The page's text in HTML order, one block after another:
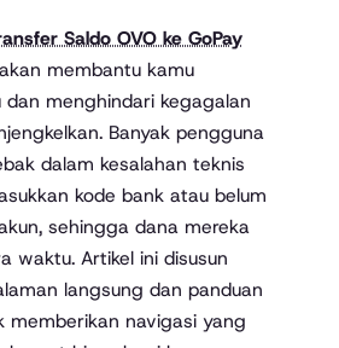
Saldo OVO ke GoPay
membantu kamu
menghindari kegagalan
Banyak pengguna
dalam kesalahan teknis
kode bank atau belum
sehingga dana mereka
waktu. Artikel ini disusun
langsung dan panduan
memberikan navigasi yang